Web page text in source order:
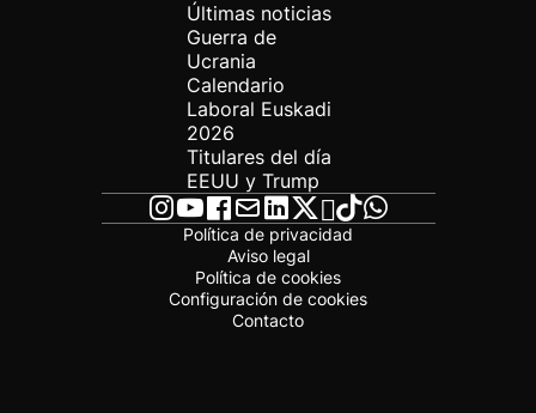
Últimas noticias
Guerra de
Ucrania
Calendario
Laboral Euskadi
2026
Titulares del día
EEUU y Trump
Política de privacidad
Aviso legal
Política de cookies
Configuración de cookies
Contacto